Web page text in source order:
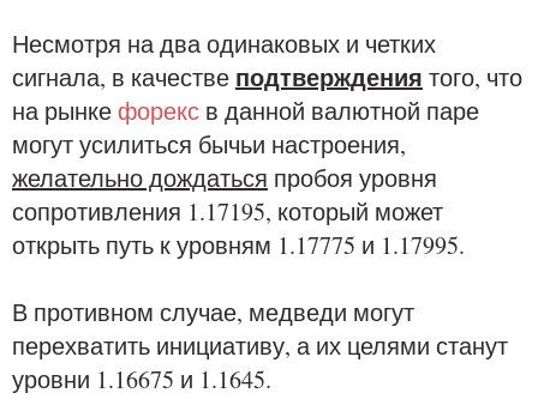
Несмотря на два одинаковых и четких
сигнала, в качестве подтверждения того, что
на рынкефорекс в данной валютной паре
могут усилиться бычьи настроения,
желательно дождаться пробоя уровня
сопротивления 1.17195, который может
открыть путь к уровням 1.17775 и 1.17995.
В противном случае, медведи могут
перехватить инициативу, а их целями станут
уровни 1.16675 и 1.1645.